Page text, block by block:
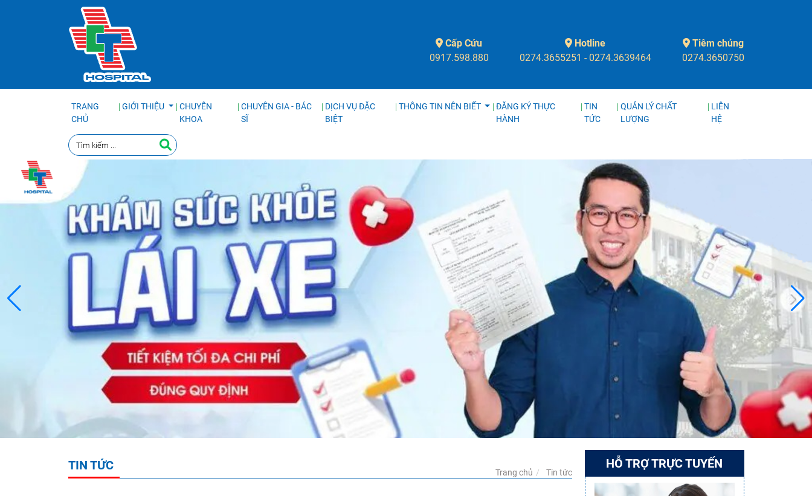
Cấp Cứu
0917.598.880
Hotline
0274.3655251 - 0274.3639464
Tiêm chủng
0274.3650750
TRANG
CHỦ
GIỚI THIỆU
CHUYÊN
KHOA
CHUYÊN GIA - BÁC
SĨ
DỊCH VỤ ĐẶC
BIỆT
THÔNG TIN NÊN BIẾT
ĐĂNG KÝ THỰC
HÀNH
TIN
TỨC
QUẢN LÝ CHẤT
LƯỢNG
LIÊN
HỆ
TIN TỨC Trang chủ Tin tức
HỖ TRỢ TRỰC TUYẾN